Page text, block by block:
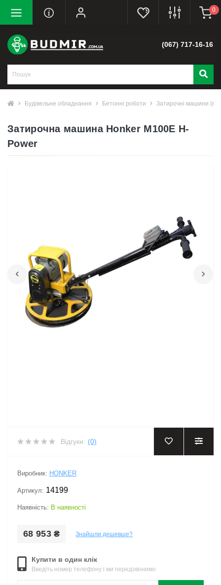
0
(067) 717-16-16
Будівельне обладнання Бетонні роботи Затирочні машини
Затирочна машина Honker M100E H-
Power
‹ ›
Відгуки: (0)
Виробник: HONKER
Артикул: 14199
Наявність: В наявності
68 953 ₴ Знайшли дешевше?
Купити в один клік
Введіть номер телефону і ми передзвонимо